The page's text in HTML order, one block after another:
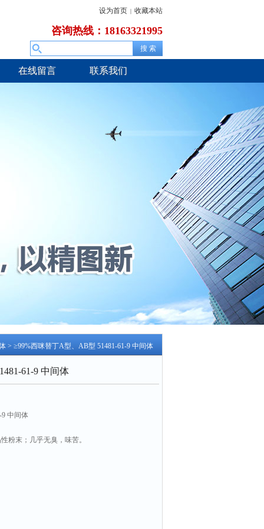
设为首页 | 收藏本站
咨询热线：18163321995
在线留言 联系我们
> ≥99%西咪替丁A型、AB型 51481-61-9 中间体
61-9 中间体
中间体
粉末；几乎无臭，味苦。